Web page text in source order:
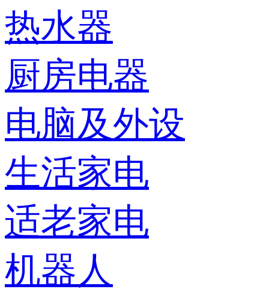
热水器
厨房电器
电脑及外设
生活家电
适老家电
机器人